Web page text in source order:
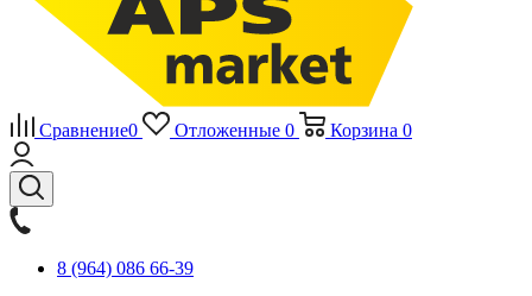
Сравнение0 Отложенные 0 Корзина 0
8 (964) 086 66-39